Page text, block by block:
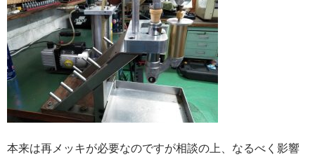
本来は再メッキが必要なのですが相談の上、なるべく影響